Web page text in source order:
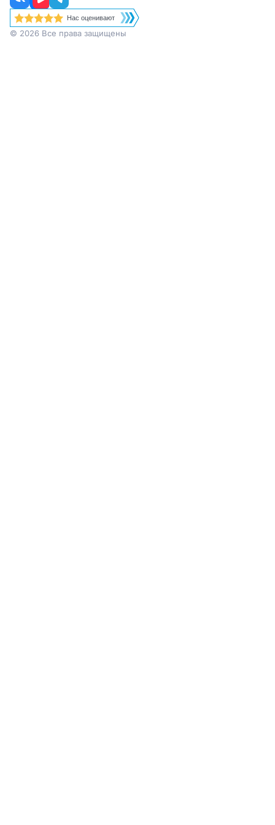
Нас оценивают
© 2026 Все права защищены